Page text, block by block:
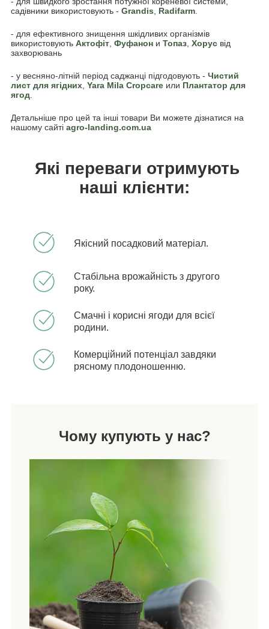
садівники використовують - Grandis Radifarm
- для ефективного знищення шкідливих організмів
використовують Актофіт Фуфанон и Топаз Хорус від
захворювань
- у весняно-літній період саджанці підгодовують - Чистий
лист для ягідних Yara Mila Cropcare или Плантатор для
ягод
Детальніше про цей та інші товари Ви можете дізнатися на
нашому сайті agro-landing.com.ua
Які переваги отримують
наші клієнти:
Якісний посадковий матеріал.
Стабільна врожайність з другого
року.
Смачні і корисні ягоди для всієї
родини.
Комерційний потенціал завдяки
рясному плодоношенню.
Чому купують у нас?